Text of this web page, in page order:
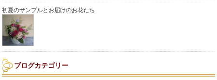
初夏のサンプルとお届けのお花たち
ブログカテゴリー